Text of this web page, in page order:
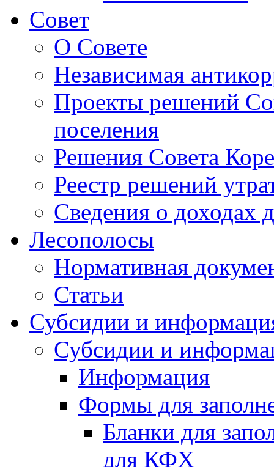
Совет
О Совете
Независимая
Проекты решений
поселения
Решения Совета
Реестр решений
Сведения о доходах
Лесополосы
Нормативная
Статьи
Субсидии и
Субсидии и
Информация
Формы для
Бланки для
для КФХ